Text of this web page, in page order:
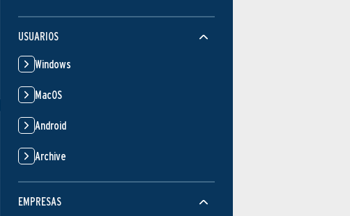
USUARIOS
Windows
MacOS
Android
Archive
EMPRESAS